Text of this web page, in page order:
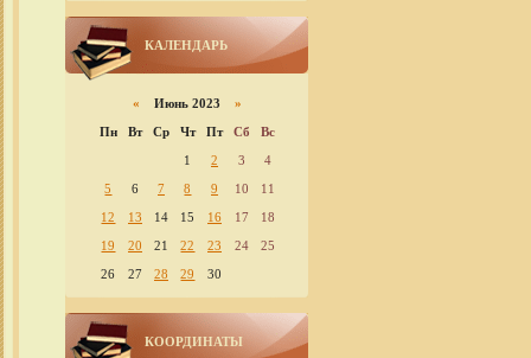
КАЛЕНДАРЬ
« Июнь 2023 »
Пн
Вт Ср Чт Пт Сб
Вс
1
2 3
4
5
6 7 8 9 10
11
12
13 14 15 16 17
18
19
20 21 22 23 24
25
26
27 28 29 30
КООРДИНАТЫ